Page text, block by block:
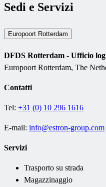
Sedi e Servizi
Europoort Rotterdam
DFDS Rotterdam - Ufficio
Europoort Rotterdam, The
Contatti
Tel: +31 (0) 10 296 1616
E-mail: info@estron-group.com
Servizi
Trasporto su strada
Magazzinaggio